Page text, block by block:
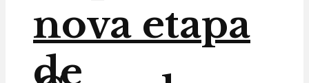
nova etapa
de